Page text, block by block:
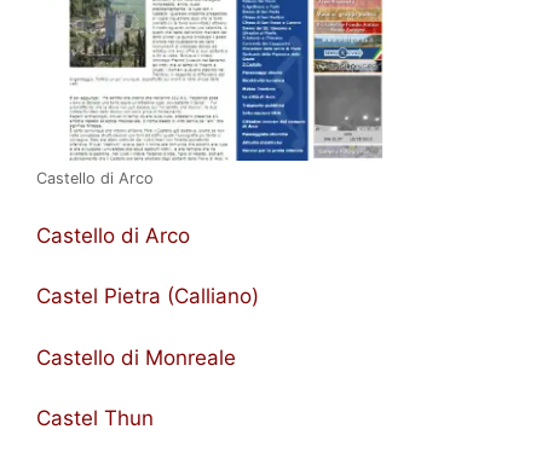
Castello di Arco
Castello di Arco
Castel Pietra (Calliano)
Castello di Monreale
Castel Thun